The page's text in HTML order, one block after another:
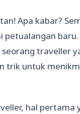
Apa kabar?
petualangan
traveller
trik untuk
hal pertama